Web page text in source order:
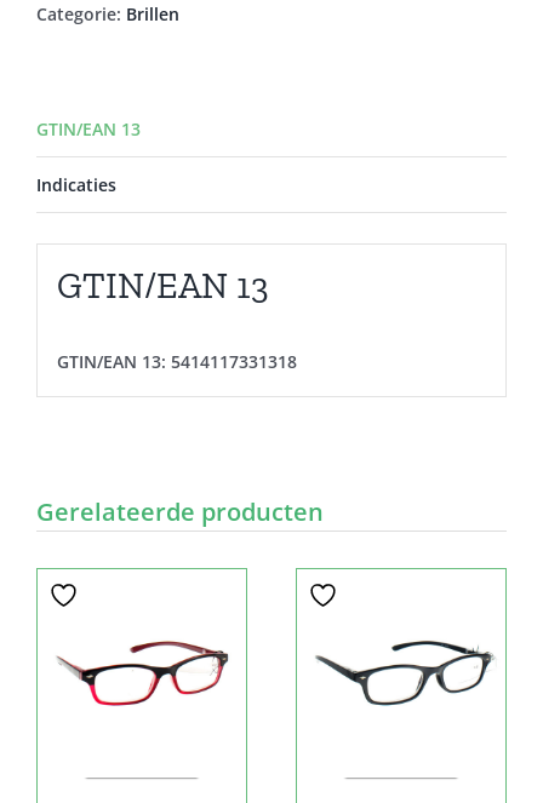
Categorie: Brillen
GTIN/EAN 13
Indicaties
GTIN/EAN 13
GTIN/EAN 13: 5414117331318
Gerelateerde producten